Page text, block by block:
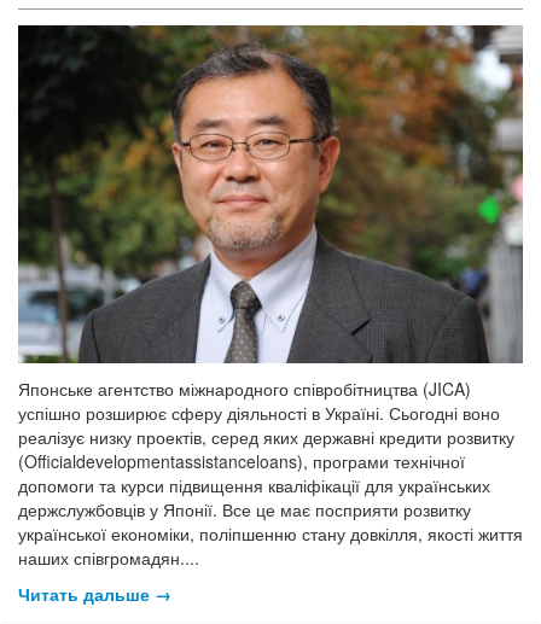
Японське агентство міжнародного співробітництва (JICA)
успішно розширює сферу діяльності в Україні. Сьогодні воно
реалізує низку проектів, серед яких державні кредити розвитку
(Officialdevelopmentassistanceloans), програми технічної
допомоги та курси підвищення кваліфікації для українських
держслужбовців у Японії. Все це має посприяти розвитку
української економіки, поліпшенню стану довкілля, якості життя
наших співгромадян....
Читать дальше →